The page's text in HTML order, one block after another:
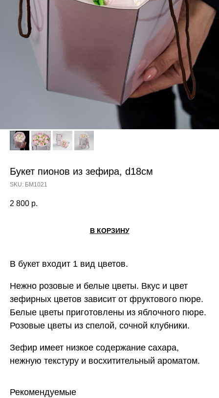
Букет пионов из зефира, d18см
SKU: БМ1021
2 800 р.
В КОРЗИНУ
В букет входит 1 вид цветов.
Нежно розовые и белые цветы. Вкус и цвет
зефирных цветов зависит от фруктового пюре.
Белые цветы приготовлены из яблочного пюре.
Розовые цветы из спелой, сочной клубники.
Зефир имеет низкое содержание сахара,
нежную текстуру и восхитительный ароматом.
Рекомендуемые